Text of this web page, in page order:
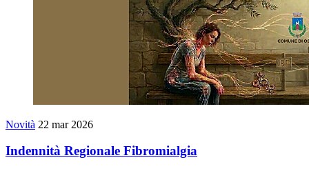
Novità 22 mar 2026
Indennità Regionale Fibromialgia